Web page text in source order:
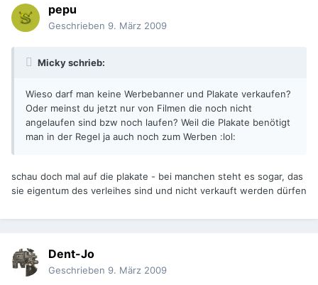
pepu
Geschrieben 9. März 2009
Micky schrieb:
Wieso darf man keine Werbebanner und Plakate verkaufen?
Oder meinst du jetzt nur von Filmen die noch nicht
angelaufen sind bzw noch laufen? Weil die Plakate benötigt
man in der Regel ja auch noch zum Werben :lol:
schau doch mal auf die plakate - bei manchen steht es sogar, das
sie eigentum des verleihes sind und nicht verkauft werden dürfen
Dent-Jo
Geschrieben 9. März 2009